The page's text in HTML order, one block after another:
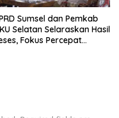
Sumsel dan Pemkab
Selatan Selaraskan Hasil
Fokus Percepat